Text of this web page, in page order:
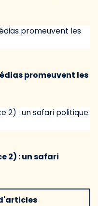
promeuvent les
2) : un safari